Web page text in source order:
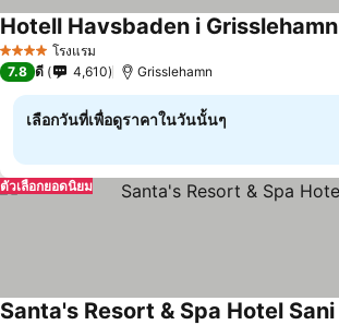
4 ดาว โรงแรม
Hotell Havsbaden i Grisslehamn
7.8 ดี 4,610 Grisslehamn
เลือกวันที่เพื่อดูราคาในวันนั้นๆ
ตัวเลือกยอดนิยม
Santa's Resort & Spa Hotel Sani